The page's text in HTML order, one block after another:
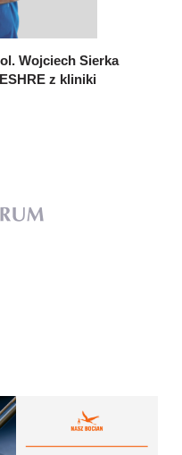
Wojciech Sierka
z kliniki